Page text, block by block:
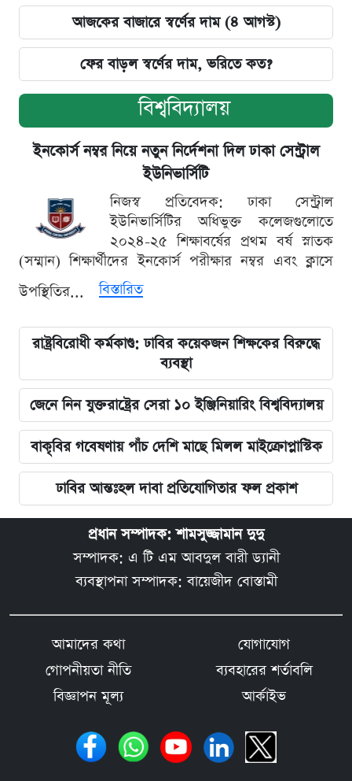
আজকের বাজারে স্বর্ণের দাম (৪ আগস্ট)
ফের বাড়ল স্বর্ণের দাম, ভরিতে কত?
বিশ্ববিদ্যালয়
ইনকোর্স নম্বর নিয়ে নতুন নির্দেশনা দিল ঢাকা সেন্ট্রাল
ইউনিভার্সিটি
নিজস্ব প্রতিবেদক: ঢাকা সেন্ট্রাল
ইউনিভার্সিটির অধিভুক্ত কলেজগুলোতে
২০২৪-২৫ শিক্ষাবর্ষের প্রথম বর্ষ স্নাতক
(সম্মান) শিক্ষার্থীদের ইনকোর্স পরীক্ষার নম্বর এবং ক্লাসে
উপস্থিতির...
বিস্তারিত
রাষ্ট্রবিরোধী কর্মকাণ্ড: ঢাবির কয়েকজন শিক্ষকের বিরুদ্ধে
ব্যবস্থা
জেনে নিন যুক্তরাষ্ট্রের সেরা ১০ ইঞ্জিনিয়ারিং বিশ্ববিদ্যালয়
বাকৃবির গবেষণায় পাঁচ দেশি মাছে মিলল মাইক্রোপ্লাস্টিক
ঢাবির আন্তঃহল দাবা প্রতিযোগিতার ফল প্রকাশ
প্রধান সম্পাদক: শামসুজ্জামান দুদু
সম্পাদক: এ টি এম আবদুল বারী ড্যানী
ব্যবস্থাপনা সম্পাদক: বায়েজীদ বোস্তামী
আমাদের কথা
যোগাযোগ
গোপনীয়তা নীতি
ব্যবহারের শর্তাবলি
বিজ্ঞাপন মূল্য
আর্কাইভ